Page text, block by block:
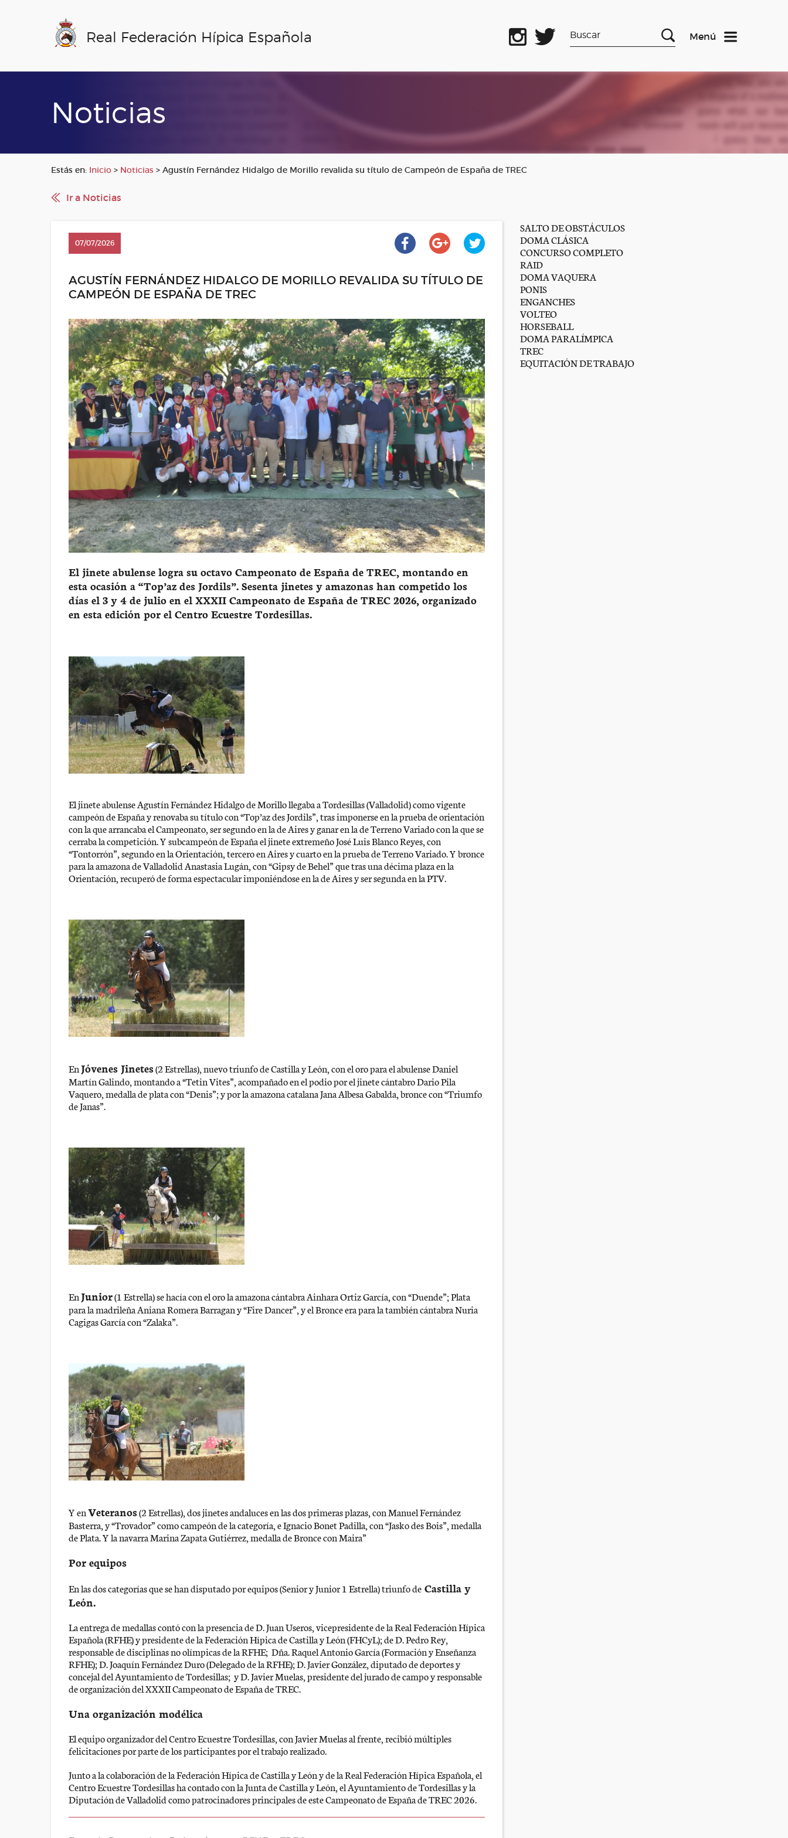
Real Federación Hípica Española Menú
Noticias
Estás en: Inicio > Noticias > Agustín Fernández Hidalgo de Morillo revalida su título de Campeón de España de TREC
Ir a Noticias
07/07/2026
AGUSTÍN FERNÁNDEZ HIDALGO DE MORILLO REVALIDA SU TÍTULO DE
CAMPEÓN DE ESPAÑA DE TREC
El jinete abulense logra su octavo Campeonato de España de TREC, montando en
esta ocasión a “Top’az des Jordils”. Sesenta jinetes y amazonas han competido los
días el 3 y 4 de julio en el XXXII Campeonato de España de TREC 2026, organizado
en esta edición por el Centro Ecuestre Tordesillas.
El jinete abulense Agustín Fernández Hidalgo de Morillo llegaba a Tordesillas (Valladolid) como vigente
campeón de España y renovaba su título con “Top’az des Jordils”, tras imponerse en la prueba de orientación
con la que arrancaba el Campeonato, ser segundo en la de Aires y ganar en la de Terreno Variado con la que se
cerraba la competición. Y subcampeón de España el jinete extremeño José Luis Blanco Reyes, con
“Tontorrón”, segundo en la Orientación, tercero en Aires y cuarto en la prueba de Terreno Variado. Y bronce
para la amazona de Valladolid Anastasia Lugán, con “Gipsy de Behel” que tras una décima plaza en la
Orientación, recuperó de forma espectacular imponiéndose en la de Aires y ser segunda en la PTV.
EnJóvenes Jinetes(2 Estrellas), nuevo triunfo de Castilla y León, con el oro para el abulense Daniel
Martín Galindo, montando a “Tetin Vites”, acompañado en el podio por el jinete cántabro Dario Pila
Vaquero, medalla de plata con “Denis”; y por la amazona catalana Jana Albesa Gabalda, bronce con “Triumfo
de Janas”.
EnJunior(1 Estrella) se hacía con el oro la amazona cántabra Ainhara Ortiz García, con “Duende”; Plata
para la madrileña Aniana Romera Barragan y “Fire Dancer”, y el Bronce era para la también cántabra Nuria
Cagigas García con “Zalaka”.
Y enVeteranos(2 Estrellas), dos jinetes andaluces en las dos primeras plazas, con Manuel Fernández
Basterra, y “Trovador” como campeón de la categoría, e Ignacio Bonet Padilla, con “Jasko des Bois”, medalla
de Plata. Y la navarra Marina Zapata Gutiérrez, medalla de Bronce con Maira”
Por equipos
En las dos categorías que se han disputado por equipos (Senior y Junior 1 Estrella) triunfo de Castilla y
León.
La entrega de medallas contó con la presencia de D. Juan Useros, vicepresidente de la Real Federación Hípica
Española (RFHE) y presidente de la Federación Hípica de Castilla y León (FHCyL); de D. Pedro Rey,
responsable de disciplinas no olímpicas de la RFHE; Dña. Raquel Antonio García (Formación y Enseñanza
RFHE); D. Joaquín Fernández Duro (Delegado de la RFHE); D. Javier González, diputado de deportes y
concejal del Ayuntamiento de Tordesillas; y D. Javier Muelas, presidente del jurado de campo y responsable
de organización del XXXII Campeonato de España de TREC.
Una organización modélica
El equipo organizador del Centro Ecuestre Tordesillas, con Javier Muelas al frente, recibió múltiples
felicitaciones por parte de los participantes por el trabajo realizado.
Junto a la colaboración de la Federación Hípica de Castilla y León y de la Real Federación Hípica Española, el
Centro Ecuestre Tordesillas ha contado con la Junta de Castilla y León, el Ayuntamiento de Tordesillas y la
Diputación de Valladolid como patrocinadores principales de este Campeonato de España de TREC 2026.
SALTO DE OBSTÁCULOS
DOMA CLÁSICA
CONCURSO COMPLETO
RAID
DOMA VAQUERA
PONIS
ENGANCHES
VOLTEO
HORSEBALL
DOMA PARALÍMPICA
TREC
EQUITACIÓN DE TRABAJO